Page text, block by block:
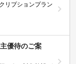
リプションプラン
優待のご案